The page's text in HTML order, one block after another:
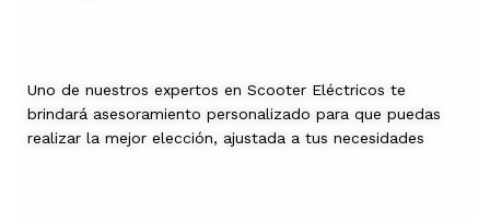
Uno de nuestros expertos en Scooter Eléctricos te
brindará asesoramiento personalizado para que puedas
realizar la mejor elección, ajustada a tus necesidades